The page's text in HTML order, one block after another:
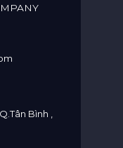
Bình ,